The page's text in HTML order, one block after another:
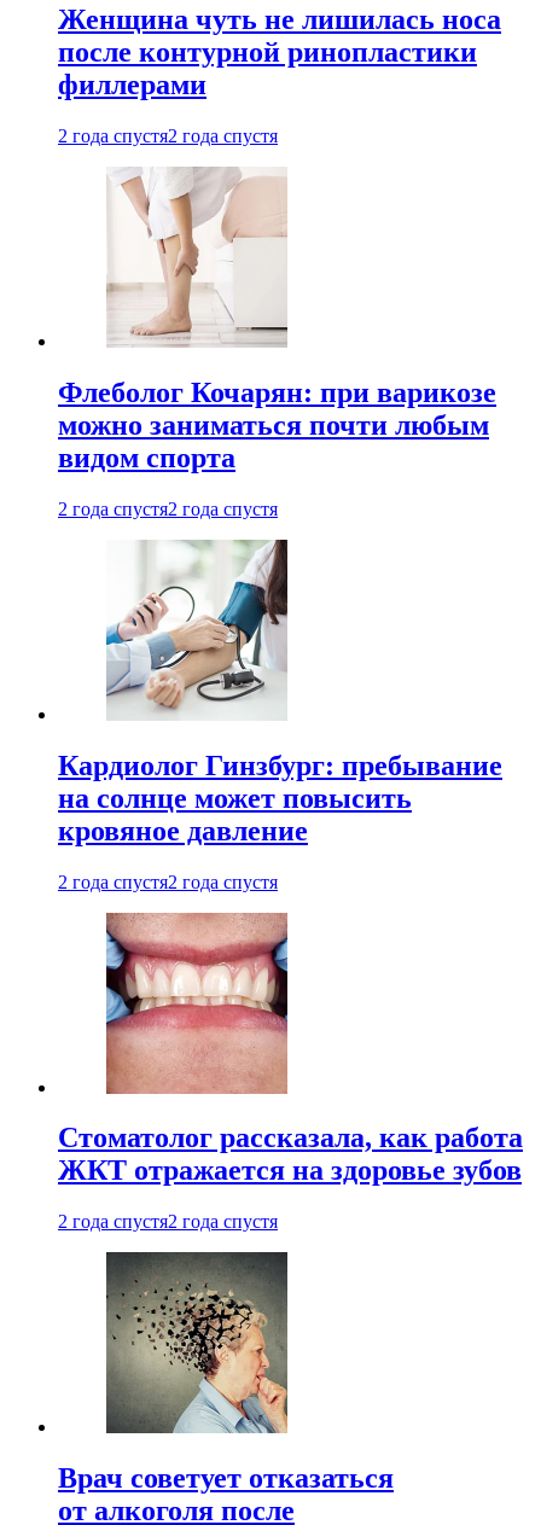
Женщина чуть не лишилась носа
после контурной ринопластики
филлерами
2 года спустя2 года спустя
Флеболог Кочарян: при варикозе
можно заниматься почти любым
видом спорта
2 года спустя2 года спустя
Кардиолог Гинзбург: пребывание
на солнце может повысить
кровяное давление
2 года спустя2 года спустя
Стоматолог рассказала, как работа
ЖКТ отражается на здоровье зубов
2 года спустя2 года спустя
Врач советует отказаться
от алкоголя после